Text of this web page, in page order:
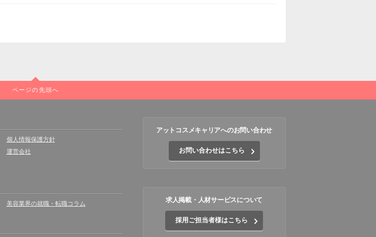
ページの先頭へ
アットコスメキャリアへのお問い合わせ
お問い合わせはこちら
求人掲載・人材サービスについて
採用ご担当者様はこちら
個人情報保護方針
運営会社
美容業界の就職・転職コラム